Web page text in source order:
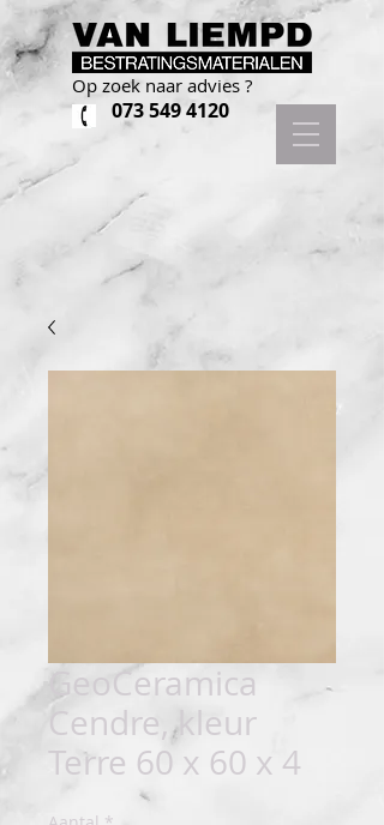
Op zoek naar advies ?
073 549 4120
GeoCeramica
Cendre, kleur
Terre 60 x 60 x 4